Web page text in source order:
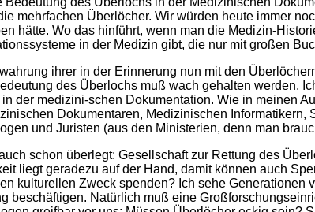
mehrfachen Überlöcher. Wir würden heute immer
hätte. Wo das hinführt, wenn man die Medizin-
in der Medizin gibt, die nur mit großen
ihrer in der Erinnerung nun mit den
des Überlochs muß wach gehalten werden.
der medizini-schen Dokumentation. Wie in meinen
Dokumentaren, Medizinischen Informatikern,
und Juristen (aus den Ministerien, denn man
schon überlegt: Gesellschaft zur Rettung des
liegt geradezu auf der Hand, damit können auch
kulturellen Zweck spenden? Ich sehe Generationen
beschäftigen. Natürlich muß eine